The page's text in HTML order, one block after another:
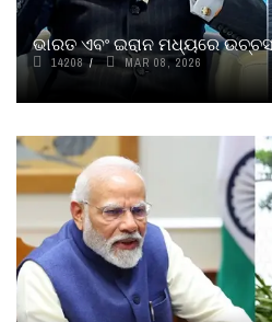
ଭାରତ ଏବଂ ଇରାନ ମଧ୍ୟରେ
14208 MAR 08, 2026